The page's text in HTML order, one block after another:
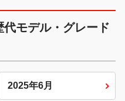
モデル・グレード
2025年6月